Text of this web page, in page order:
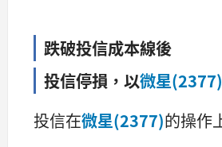
跌破投信成本線後
投信停損，以微星(2377)
投信在微星(2377)的操作